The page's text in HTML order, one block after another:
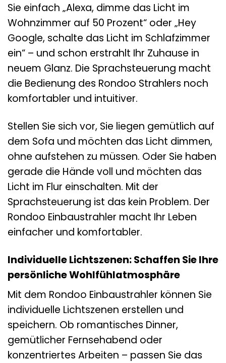
Sie einfach „Alexa, dimme das Licht im
Wohnzimmer auf 50 Prozent“ oder „Hey
Google, schalte das Licht im Schlafzimmer
ein“ – und schon erstrahlt Ihr Zuhause in
neuem Glanz. Die Sprachsteuerung macht
die Bedienung des Rondoo Strahlers noch
komfortabler und intuitiver.
Stellen Sie sich vor, Sie liegen gemütlich auf
dem Sofa und möchten das Licht dimmen,
ohne aufstehen zu müssen. Oder Sie haben
gerade die Hände voll und möchten das
Licht im Flur einschalten. Mit der
Sprachsteuerung ist das kein Problem. Der
Rondoo Einbaustrahler macht Ihr Leben
einfacher und komfortabler.
Individuelle Lichtszenen: Schaffen Sie Ihre
persönliche Wohlfühlatmosphäre
Mit dem Rondoo Einbaustrahler können Sie
individuelle Lichtszenen erstellen und
speichern. Ob romantisches Dinner,
gemütlicher Fernsehabend oder
konzentriertes Arbeiten – passen Sie das